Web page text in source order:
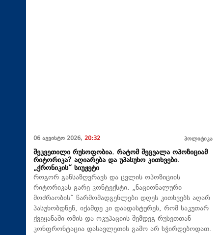
06 აგვისტო 2026, 20:32 პოლიტიკა
შეკვეთილი რუსოფობია. რატომ შეცვალა ოპოზიციამ
რიტორიკა? აღიარება და უპასუხო კითხვები.
„ქრონიკის“ სიუჟეტი
როგორ განსაზღვრავს და ცვლის ოპოზიციის
რიტორიკას გარე კონტექსტი. „ნაციონალური
მოძრაობის“ წარმომადგენლები დღეს კითხვებს აღარ
პასუხობდნენ, იქამდე კი დაადასტურეს, რომ საკუთარ
ქვეყანაში ომის და ოკუპაციის შემდეგ რუსეთთან
კონფრონტაცია დასავლეთის გამო არ სჭირდებოდათ.